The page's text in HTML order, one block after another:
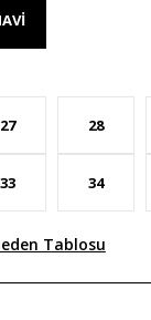
27 28
33 34
Tablosu